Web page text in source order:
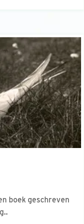
boek geschreven